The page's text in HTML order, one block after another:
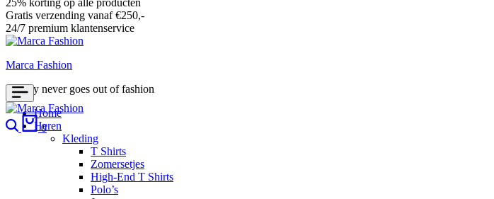
25% korting op alle producten
Gratis verzending vanaf €250,-
24/7 premium klantenservice
Marca Fashion
Luxury never goes out of fashion
Home
Heren
Kleding
T Shirts
Zomersetjes
High-End T Shirts
Polo’s
Search
0
Cart